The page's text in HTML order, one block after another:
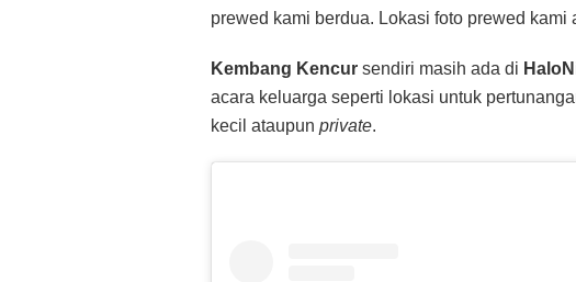
prewed kami berdua. Lokasi foto prewed kami
Kembang Kencur sendiri masih ada di
acara keluarga seperti lokasi untuk
kecil ataupun private.